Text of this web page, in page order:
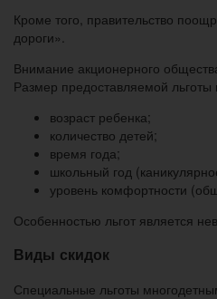
Кроме того, правительство
дороги».
Внимание акционерного
Размер предоставляемой
возраст ребенка;
количество детей;
время года;
школьный год
уровень комфортности
Особенностью льгот является
Виды скидок
Специальные льготы